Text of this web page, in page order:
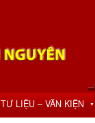
TƯ LIỆU – VĂN KIỆN ▼